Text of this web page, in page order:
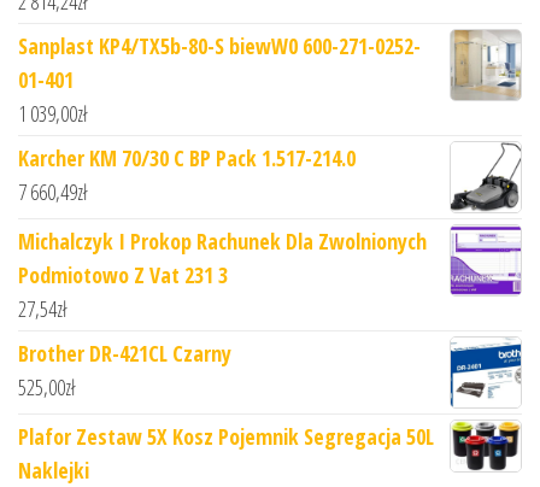
Sanplast KP4/TX5b-80-S biewW0 600-271-0252-
01-401
1 039,00zł
Karcher KM 70/30 C BP Pack 1.517-214.0
7 660,49zł
Michalczyk I Prokop Rachunek Dla Zwolnionych
Podmiotowo Z Vat 231 3
27,54zł
Brother DR-421CL Czarny
525,00zł
Plafor Zestaw 5X Kosz Pojemnik Segregacja 50L
Naklejki